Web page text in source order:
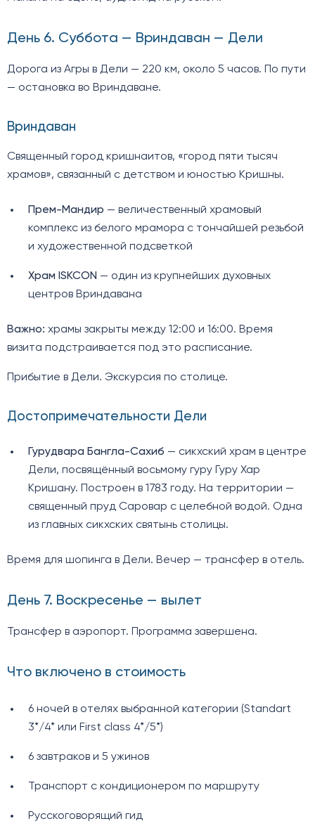
День 6. Суббота — Вриндаван — Дели
Дорога из Агры в Дели — 220 км, около 5 часов. По пути
— остановка во Вриндаване.
Вриндаван
Священный город кришнаитов, «город пяти тысяч
храмов», связанный с детством и юностью Кришны.
Прем-Мандир — величественный храмовый
комплекс из белого мрамора с тончайшей резьбой
и художественной подсветкой
Храм ISKCON — один из крупнейших духовных
центров Вриндавана
Важно: храмы закрыты между 12:00 и 16:00. Время
визита подстраивается под это расписание.
Прибытие в Дели. Экскурсия по столице.
Достопримечательности Дели
Гурудвара Бангла-Сахиб — сикхский храм в центре
Дели, посвящённый восьмому гуру Гуру Хар
Кришану. Построен в 1783 году. На территории —
священный пруд Саровар с целебной водой. Одна
из главных сикхских святынь столицы.
Время для шопинга в Дели. Вечер — трансфер в отель.
День 7. Воскресенье — вылет
Трансфер в аэропорт. Программа завершена.
Что включено в стоимость
6 ночей в отелях выбранной категории (Standart
3*/4* или First class 4*/5*)
6 завтраков и 5 ужинов
Транспорт с кондиционером по маршруту
Русскоговорящий гид